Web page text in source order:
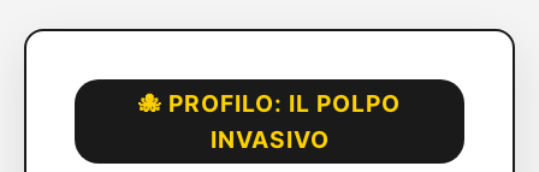
🐙 PROFILO: IL POLPO
INVASIVO